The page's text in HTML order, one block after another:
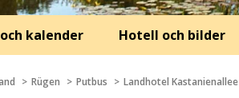
kalender Hotell och bilder
Rügen Putbus Landhotel Kastanienallee